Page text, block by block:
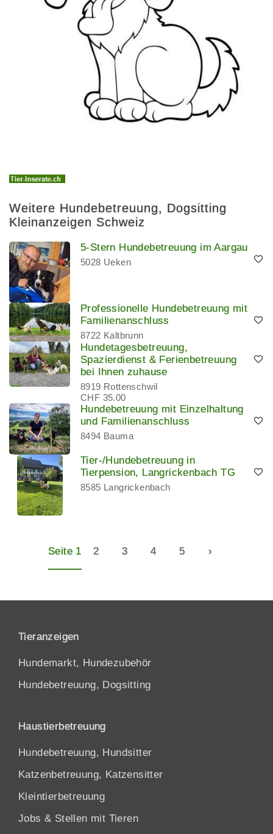
Weitere Hundebetreuung, Dogsitting
Kleinanzeigen Schweiz
5-Stern Hundebetreuung im Aargau
5028 Ueken
Professionelle Hundebetreuung mit
Familienanschluss
8722 Kaltbrunn
Hundetagesbetreuung,
Spazierdienst & Ferienbetreuung
bei Ihnen zuhause
8919 Rottenschwil
CHF 35.00
Hundebetreuung mit Einzelhaltung
und Familienanschluss
8494 Bauma
Tier-/Hundebetreuung in
Tierpension, Langrickenbach TG
8585 Langrickenbach
Seite 1 2 3 4 5 ›
Tieranzeigen
Hundemarkt, Hundezubehör
Hundebetreuung, Dogsitting
Haustierbetreuung
Hundebetreuung, Hundsitter
Katzenbetreuung, Katzensitter
Kleintierbetreuung
Jobs & Stellen mit Tieren